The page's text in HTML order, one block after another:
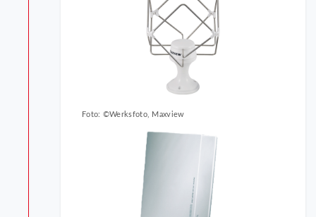
Foto: ©Werksfoto, Maxview